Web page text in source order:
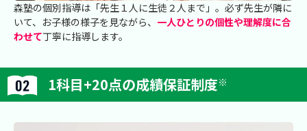
森塾の個別指導は「先生１人に生徒２人まで」。必ず先生が隣に
いて、お子様の様子を見ながら、 一人ひとりの個性や理解度に合
わせて丁寧に指導します。
1科目+20点の成績保証制度※